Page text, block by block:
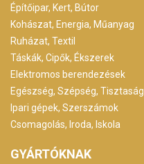
Építőipar, Kert, Bútor
Kohászat, Energia, Műanyag
Ruházat, Textil
Táskák, Cipők, Ékszerek
Elektromos berendezések
Egészség, Szépség, Tisztaság
Ipari gépek, Szerszámok
Csomagolás, Iroda, Iskola
GYÁRTÓKNAK